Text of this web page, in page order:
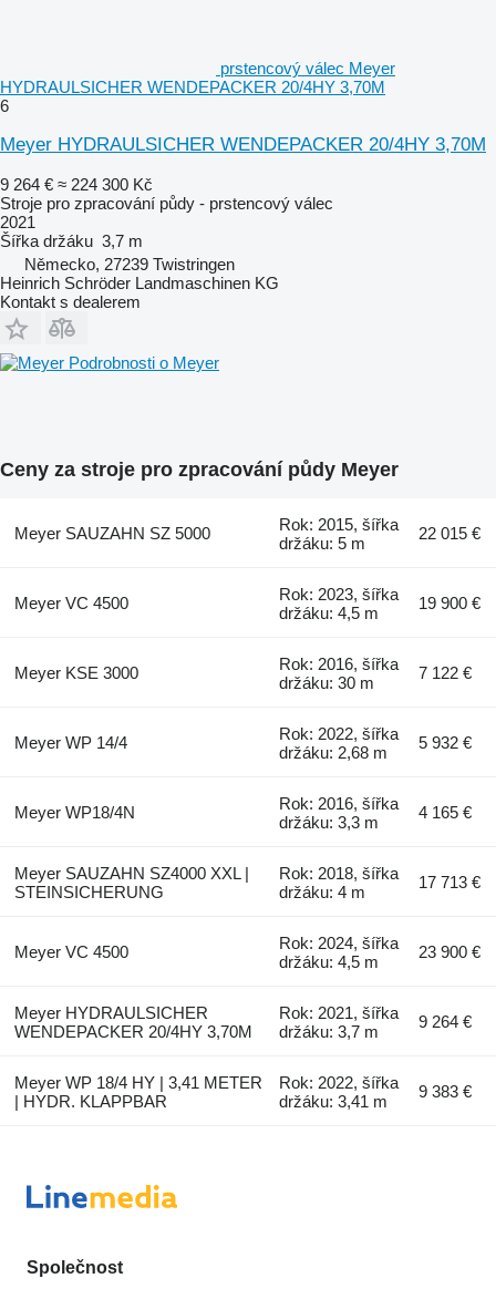
prstencový válec Meyer
HYDRAULSICHER WENDEPACKER 20/4HY 3,70M
6
Meyer HYDRAULSICHER WENDEPACKER 20/4HY 3,70M
9 264 € ≈ 224 300 Kč
Stroje pro zpracování půdy - prstencový válec
2021
Šířka držáku 3,7 m
Německo, 27239 Twistringen
Heinrich Schröder Landmaschinen KG
Kontakt s dealerem
Podrobnosti o Meyer
Ceny za stroje pro zpracování půdy Meyer
Meyer SAUZAHN SZ 5000
Rok: 2015, šířka
držáku: 5 m
22 015 €
Meyer VC 4500
Rok: 2023, šířka
držáku: 4,5 m
19 900 €
Meyer KSE 3000
Rok: 2016, šířka
držáku: 30 m
7 122 €
Meyer WP 14/4
Rok: 2022, šířka
držáku: 2,68 m
5 932 €
Meyer WP18/4N
Rok: 2016, šířka
držáku: 3,3 m
4 165 €
Meyer SAUZAHN SZ4000 XXL |
STEINSICHERUNG
Rok: 2018, šířka
držáku: 4 m
17 713 €
Meyer VC 4500
Rok: 2024, šířka
držáku: 4,5 m
23 900 €
Meyer HYDRAULSICHER
WENDEPACKER 20/4HY 3,70M
Rok: 2021, šířka
držáku: 3,7 m
9 264 €
Meyer WP 18/4 HY | 3,41 METER
| HYDR. KLAPPBAR
Rok: 2022, šířka
držáku: 3,41 m
9 383 €
Společnost